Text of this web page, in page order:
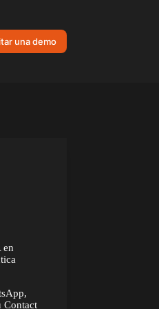
una demo
en
Contact